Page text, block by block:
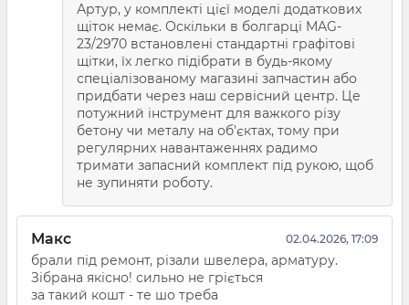
Артур, у комплекті цієї моделі додаткових
щіток немає. Оскільки в болгарці MAG-
23/2970 встановлені стандартні графітові
щітки, їх легко підібрати в будь-якому
спеціалізованому магазині запчастин або
придбати через наш сервісний центр. Це
потужний інструмент для важкого різу
бетону чи металу на об'єктах, тому при
регулярних навантаженнях радимо
тримати запасний комплект під рукою, щоб
не зупиняти роботу.
Макс 02.04.2026, 17:09
брали під ремонт, різали швелера, арматуру.
Зібрана якісно! сильно не гріється
за такий кошт - те шо треба